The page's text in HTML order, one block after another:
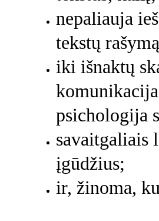
nepaliauja
tekstų
iki išnaktų
psichologija
savaitgaliais
įgūdžius;
ir, žinoma,